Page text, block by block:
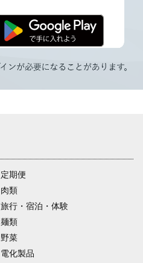
定期便
肉類
旅行・宿泊・体験
麺類
野菜
電化製品